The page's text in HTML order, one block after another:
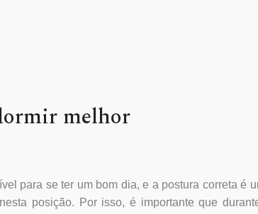
melhor
para se ter um bom dia, e a postura correta é
posição. Por isso, é importante que